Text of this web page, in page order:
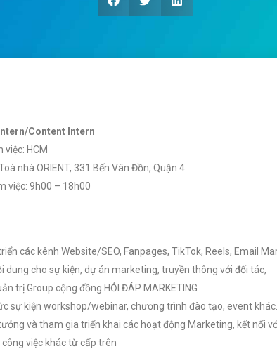
Content Intern
việc: HCM
nhà ORIENT, 331 Bến Vân Đồn, Quận 4
việc: 9h00 – 18h00
các kênh Website/SEO, Fanpages, TikTok, Reels, Email
dung cho sự kiện, dự án marketing, truyền thông với đối tác,
trị Group cộng đồng HỎI ĐÁP MARKETING
sự kiện workshop/webinar, chương trình đào tạo, event khác…
và tham gia triển khai các hoạt động Marketing, kết nối
công việc khác từ cấp trên